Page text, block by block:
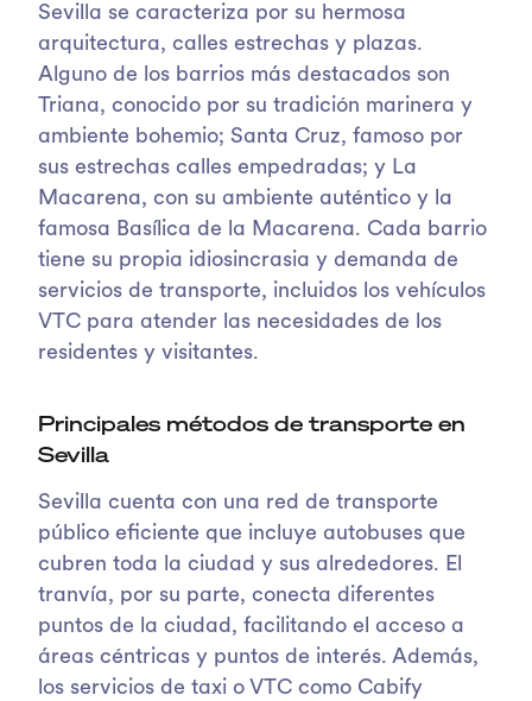
Sevilla se caracteriza por su hermosa
arquitectura, calles estrechas y plazas.
Alguno de los barrios más destacados son
Triana, conocido por su tradición marinera y
ambiente bohemio; Santa Cruz, famoso por
sus estrechas calles empedradas; y La
Macarena, con su ambiente auténtico y la
famosa Basílica de la Macarena. Cada barrio
tiene su propia idiosincrasia y demanda de
servicios de transporte, incluidos los vehículos
VTC para atender las necesidades de los
residentes y visitantes.
Principales métodos de transporte en
Sevilla
Sevilla cuenta con una red de transporte
público eficiente que incluye autobuses que
cubren toda la ciudad y sus alrededores. El
tranvía, por su parte, conecta diferentes
puntos de la ciudad, facilitando el acceso a
áreas céntricas y puntos de interés. Además,
los servicios de taxi o VTC como Cabify